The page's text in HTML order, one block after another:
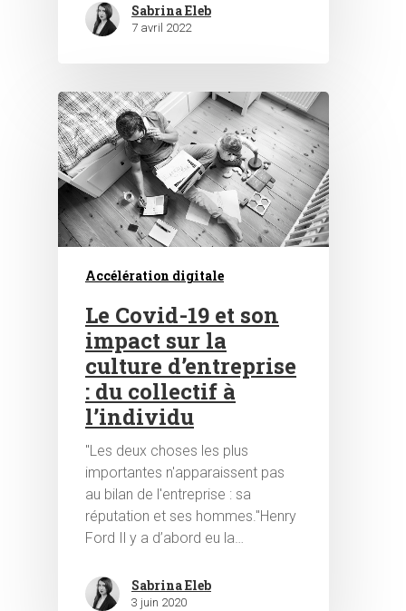
Hit enter to search or ESC to close
Sabrina Eleb
7 avril 2022
Accélération digitale
Le Covid-19 et son
impact sur la
culture d’entreprise
: du collectif à
l’individu
"Les deux choses les plus
importantes n'apparaissent pas
au bilan de l'entreprise : sa
réputation et ses hommes."Henry
Ford Il y a d’abord eu la…
Sabrina Eleb
3 juin 2020